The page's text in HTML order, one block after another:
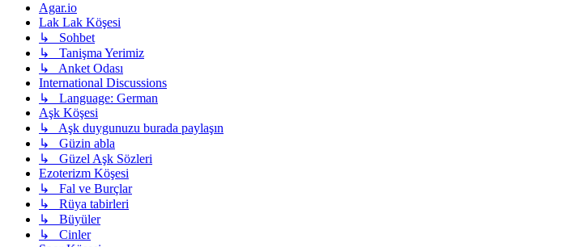
Agar.io
Lak Lak Köşesi
↳ Sohbet
↳ Tanişma Yerimiz
↳ Anket Odası
International Discussions
↳ Language: German
Aşk Köşesi
↳ Aşk duygunuzu burada paylaşın
↳ Güzin abla
↳ Güzel Aşk Sözleri
Ezoterizm Köşesi
↳ Fal ve Burçlar
↳ Rüya tabirleri
↳ Büyüler
↳ Cinler